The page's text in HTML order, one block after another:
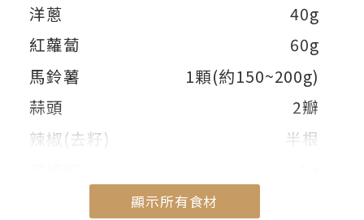
洋蔥
40g
紅蘿蔔
60g
馬鈴薯
1顆(約150~200g)
蒜頭
2瓣
辣椒(去籽)
半根
顯示所有食材